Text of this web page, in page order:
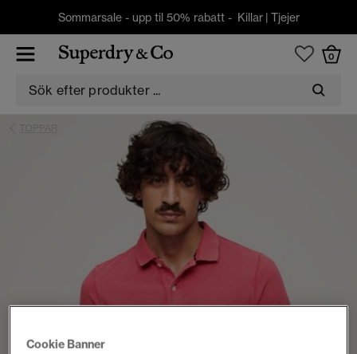
Sommarsale - upp til 50% rabatt - Killar| Tjejer
0
Cookie Banner